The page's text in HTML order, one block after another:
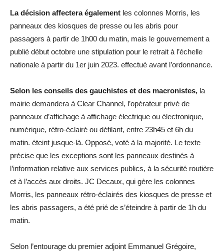
La décision affectera également les colonnes Morris, les
panneaux des kiosques de presse ou les abris pour
passagers à partir de 1h00 du matin, mais le gouvernement a
publié début octobre une stipulation pour le retrait à l’échelle
nationale à partir du 1er juin 2023. effectué avant l’ordonnance.
Selon les conseils des gauchistes et des macronistes, la
mairie demandera à Clear Channel, l’opérateur privé de
panneaux d’affichage à affichage électrique ou électronique,
numérique, rétro-éclairé ou défilant, entre 23h45 et 6h du
matin. éteint jusque-là. Opposé, voté à la majorité. Le texte
précise que les exceptions sont les panneaux destinés à
l’information relative aux services publics, à la sécurité routière
et à l’accès aux droits. JC Decaux, qui gère les colonnes
Morris, les panneaux rétro-éclairés des kiosques de presse et
les abris passagers, a été prié de s’éteindre à partir de 1h du
matin.
Selon l’entourage du premier adjoint Emmanuel Grégoire,